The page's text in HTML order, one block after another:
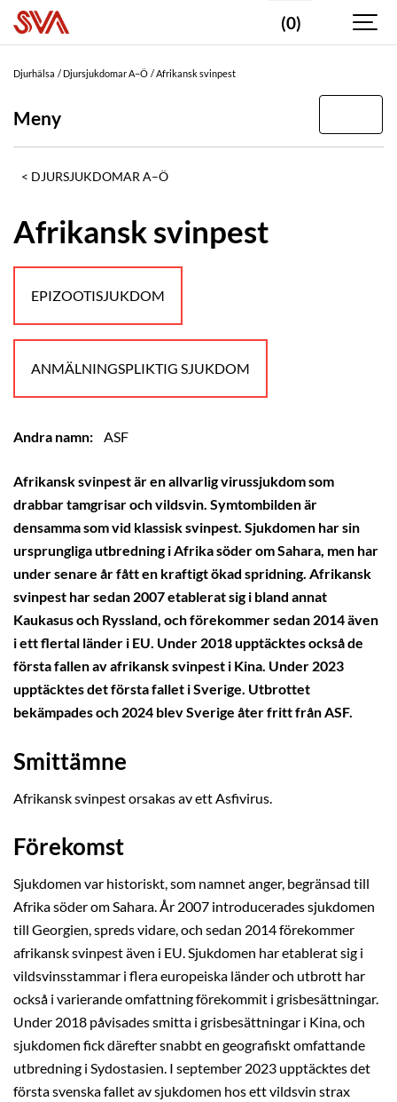
(0)
Djurhälsa Djursjukdomar A–Ö Afrikansk svinpest
Meny
DJURSJUKDOMAR A–Ö
Afrikansk svinpest
EPIZOOTISJUKDOM
ANMÄLNINGSPLIKTIG SJUKDOM
Andra namn: ASF
Afrikansk svinpest är en allvarlig virussjukdom som
drabbar tamgrisar och vildsvin. Symtombilden är
densamma som vid klassisk svinpest. Sjukdomen har sin
ursprungliga utbredning i Afrika söder om Sahara, men har
under senare år fått en kraftigt ökad spridning. Afrikansk
svinpest har sedan 2007 etablerat sig i bland annat
Kaukasus och Ryssland, och förekommer sedan 2014 även
i ett flertal länder i EU. Under 2018 upptäcktes också de
första fallen av afrikansk svinpest i Kina. Under 2023
upptäcktes det första fallet i Sverige. Utbrottet
bekämpades och 2024 blev Sverige åter fritt från ASF.
Smittämne
Afrikansk svinpest orsakas av ett Asfivirus.
Förekomst
Sjukdomen var historiskt, som namnet anger, begränsad till
Afrika söder om Sahara. År 2007 introducerades sjukdomen
till Georgien, spreds vidare, och sedan 2014 förekommer
afrikansk svinpest även i EU. Sjukdomen har etablerat sig i
vildsvinsstammar i flera europeiska länder och utbrott har
också i varierande omfattning förekommit i grisbesättningar.
Under 2018 påvisades smitta i grisbesättningar i Kina, och
sjukdomen fick därefter snabbt en geografiskt omfattande
utbredning i Sydostasien. I september 2023 upptäcktes det
första svenska fallet av sjukdomen hos ett vildsvin strax